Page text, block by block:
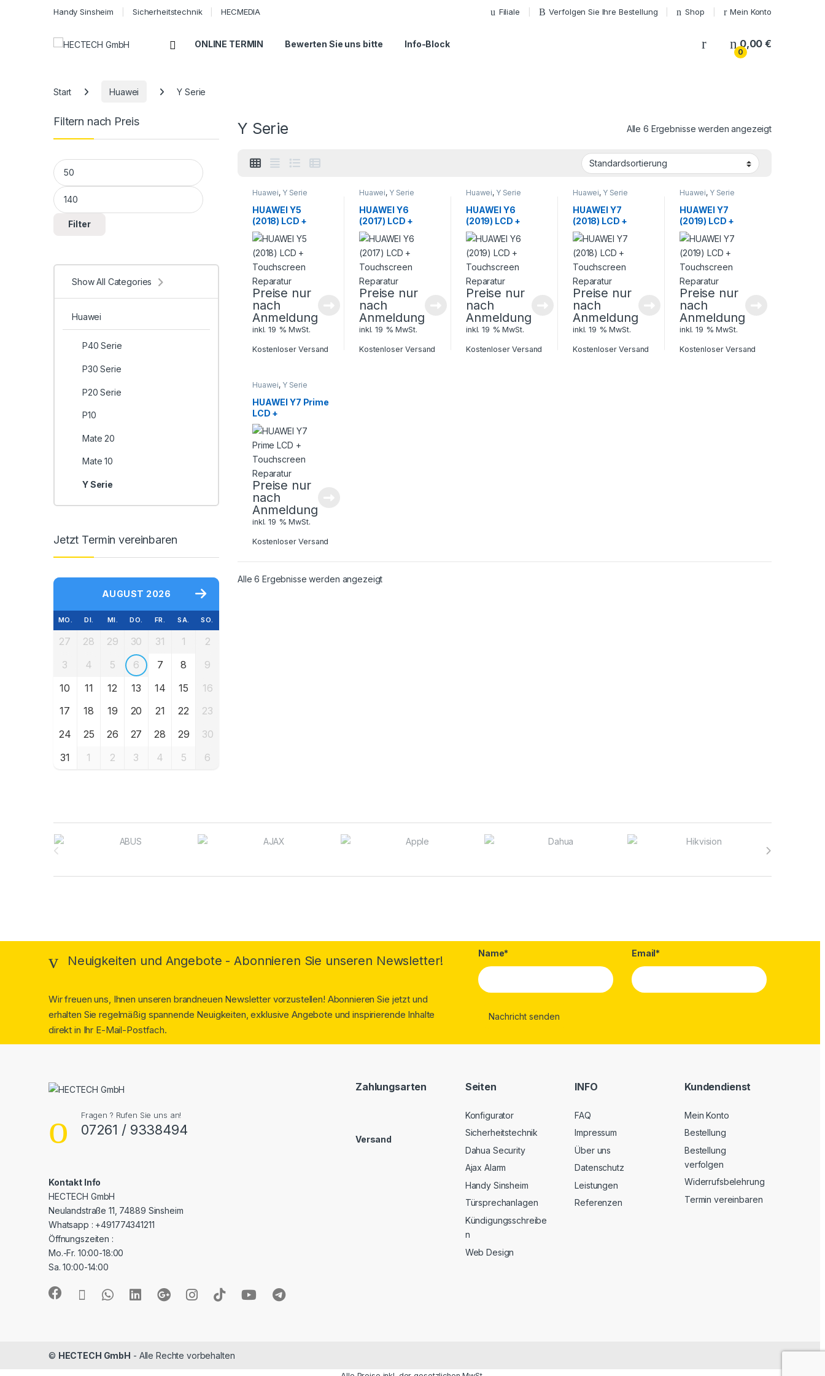
Handy Sinsheim Sicherheitstechnik HECMEDIA Filiale Verfolgen Sie Ihre Bestellung Shop Mein Konto
Open ONLINE TERMIN Bewerten Sie uns bitte Info-Block My Account
0
0,00€
Start Huawei Y Serie
Y Serie Alle 6 Ergebnisse werden angezeigt
Huawei, Y Serie
HUAWEI Y5
(2018) LCD +
Touchscreen
Reparatur
Preise nur
nach
Anmeldung
inkl. 19 % MwSt.
Kostenloser Versand
Huawei, Y Serie
HUAWEI Y6
(2017) LCD +
Touchscreen
Reparatur
Preise nur
nach
Anmeldung
inkl. 19 % MwSt.
Kostenloser Versand
Huawei, Y Serie
HUAWEI Y6
(2019) LCD +
Touchscreen
Reparatur
Preise nur
nach
Anmeldung
inkl. 19 % MwSt.
Kostenloser Versand
Huawei, Y Serie
HUAWEI Y7
(2018) LCD +
Touchscreen
Reparatur
Preise nur
nach
Anmeldung
inkl. 19 % MwSt.
Kostenloser Versand
Huawei, Y Serie
HUAWEI Y7
(2019) LCD +
Touchscreen
Reparatur
Preise nur
nach
Anmeldung
inkl. 19 % MwSt.
Kostenloser Versand
Huawei, Y Serie
HUAWEI Y7 Prime
LCD +
Touchscreen
Reparatur
Preise nur
nach
Anmeldung
inkl. 19 % MwSt.
Kostenloser Versand
Alle 6 Ergebnisse werden angezeigt
Filtern nach Preis
Min. Preis
Max. Preis
Filter
Show All Categories
Huawei
P40 Serie
P30 Serie
P20 Serie
P10
Mate 20
Mate 10
Y Serie
Jetzt Termin vereinbaren
AUGUST 2026
MO. DI. MI. DO. FR. SA. SO.
27 28 29 30 31 1
2
3
4 5 6 7 8
9
10
11 12 13 14 15
16
17
18 19 20 21 22
23
24
25 26 27 28 29
30
31
1 2 3 4 5 6
Brands Carousel
Neuigkeiten und Angebote - Abonnieren Sie unseren Newsletter!
Wir freuen uns, Ihnen unseren brandneuen Newsletter vorzustellen! Abonnieren Sie jetzt und
erhalten Sie regelmäßig spannende Neuigkeiten, exklusive Angebote und inspirierende Inhalte
direkt in Ihr E-Mail-Postfach.
Name* Email*
Fragen ? Rufen Sie uns an!
07261 / 9338494
Kontakt Info
HECTECH GmbH
Neulandstraße 11, 74889 Sinsheim
Whatsapp : +491774341211
Öffnungszeiten :
Mo.-Fr. 10:00-18:00
Sa. 10:00-14:00
Zahlungsarten
Versand
Seiten
Konfigurator
Sicherheitstechnik
Dahua Security
Ajax Alarm
Handy Sinsheim
Türsprechanlagen
Kündigungsschreibe
n
Web Design
INFO
FAQ
Impressum
Über uns
Datenschutz
Leistungen
Referenzen
Kundendienst
Mein Konto
Bestellung
Bestellung
verfolgen
Widerrufsbelehrung
Termin vereinbaren
© HECTECH GmbH - Alle Rechte vorbehalten